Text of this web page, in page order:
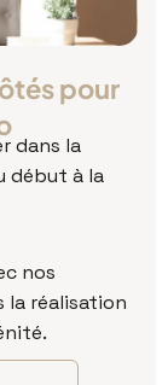
pour
dans la
début à la
nos
la réalisation